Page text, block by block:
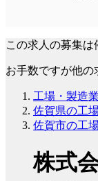
この求人の募集は
お手数ですが他の
工場・製造
佐賀県の工
佐賀市の工
株式